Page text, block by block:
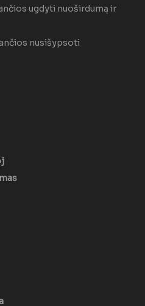
ugdyti nuoširdumą ir
nusišypsoti